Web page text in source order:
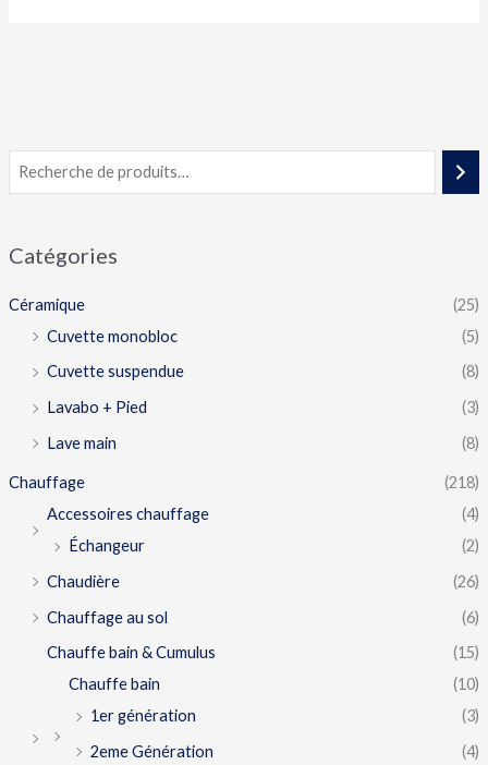
Catégories
Céramique
(25)
Cuvette monobloc
(5)
Cuvette suspendue
(8)
Lavabo + Pied
(3)
Lave main
(8)
Chauffage
(218)
Accessoires chauffage
(4)
Échangeur
(2)
Chaudière
(26)
Chauffage au sol
(6)
Chauffe bain & Cumulus
(15)
Chauffe bain
(10)
1er génération
(3)
2eme Génération
(4)